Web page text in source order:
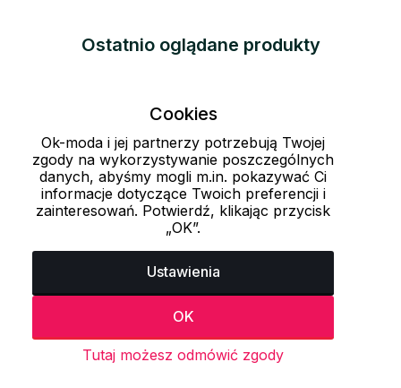
Ostatnio oglądane produkty
Cookies
Ok-moda i jej partnerzy potrzebują Twojej
zgody na wykorzystywanie poszczególnych
danych, abyśmy mogli m.in. pokazywać Ci
informacje dotyczące Twoich preferencji i
zainteresowań. Potwierdź, klikając przycisk
„OK”.
Ustawienia
OK
Tutaj możesz odmówić zgody